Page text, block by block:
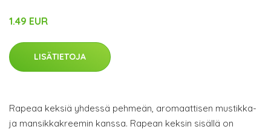
1.49 EUR
LISÄTIETOJA
Rapeaa keksiä yhdessä pehmeän, aromaattisen mustikka-
ja mansikkakreemin kanssa. Rapean keksin sisällä on